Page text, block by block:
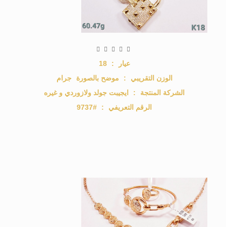
عيار :
18
الوزن التقريبي
: موضح بالصورة
جرام
الشركة المنتجة
:
ايجيبت جولد ولازوردي و غيره
الرقم التعريفي
:
#9737